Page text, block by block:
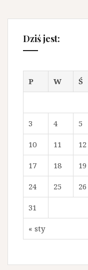
Dziś jest:
P
W Ś
« sty
3 4 5
10 11 12
17 18 19
24 25 26
31